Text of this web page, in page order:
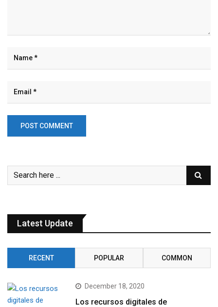
Latest Update
RECENT POPULAR COMMON
December 18, 2020
Los recursos digitales de